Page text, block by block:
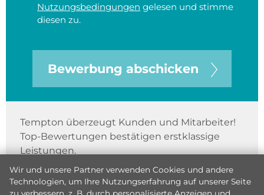
Nutzungsbedingungen gelesen und stimme
diesen zu.
Bewerbung abschicken
Tempton überzeugt Kunden und Mitarbeiter!
Top-Bewertungen bestätigen erstklassige
Leistungen.
Wir und unsere Partner verwenden Cookies und andere
Technologien, um Ihre Nutzungserfahrung auf unserer Seite